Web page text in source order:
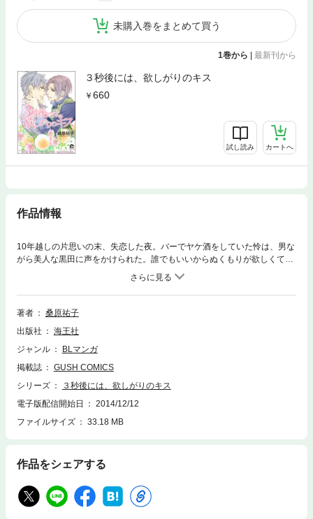
未購入巻をまとめて買う
1巻から | 最新刊から
３秒後には、欲しがりのキス
660
試し読み カートへ
作品情報
10年越しの片思いの末、失恋した夜。バーでヤケ酒をしていた怜は、男な
がら美人な黒田に声をかけられた。誰でもいいからぬくもりが欲しくて、
そのままホテルへ。ところが、まさかの…俺が下!? 思いも寄らぬ展開に
失恋の悲しみもふっとび、また会いたいと言う黒田から逃げ帰った怜。こ
の夜のことは忘れようと誓ったのに、仕事上で黒田と再会して…!? みだ
らでキケンなラブ攻防v
著者
桑原祐子
出版社
海王社
ジャンル
BLマンガ
掲載誌
GUSH COMICS
シリーズ
３秒後には、欲しがりのキス
電子版配信開始日
2014/12/12
ファイルサイズ
33.18 MB
作品をシェアする